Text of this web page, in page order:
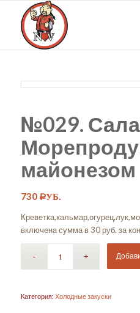
№029.
майонезом
730 РУБ.
включена сумма в 30 руб. за
Категория: Холодные закуски